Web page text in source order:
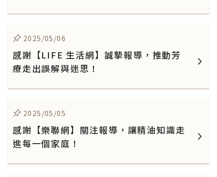
2025/05/06
感謝【LIFE 生活網】誠摯報導，推動芳
療走出誤解與迷思！
2025/05/05
感謝【樂聯網】關注報導，讓精油知識走
進每一個家庭！